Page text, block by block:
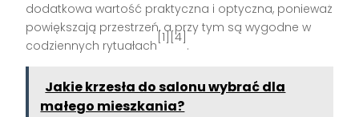
dodatkowa wartość praktyczna i optyczna, ponieważ
powiększają przestrzeń, a przy tym są wygodne w
codziennych rytuałach
[1][4]
.
Jakie krzesła do salonu wybrać dla
małego mieszkania?